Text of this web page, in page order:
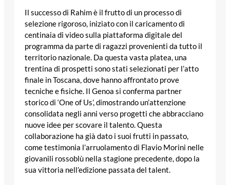
Il successo di Rahim è il frutto di un processo di
selezione rigoroso, iniziato con il caricamento di
centinaia di video sulla piattaforma digitale del
programma da parte di ragazzi provenienti da tutto il
territorio nazionale. Da questa vasta platea, una
trentina di prospetti sono stati selezionati per l’atto
finale in Toscana, dove hanno affrontato prove
tecniche e fisiche. Il Genoa si conferma partner
storico di ‘One of Us’, dimostrando un’attenzione
consolidata negli anni verso progetti che abbracciano
nuove idee per scovare il talento. Questa
collaborazione ha già dato i suoi frutti in passato,
come testimonia l’arruolamento di Flavio Morini nelle
giovanili rossoblù nella stagione precedente, dopo la
sua vittoria nell’edizione passata del talent.